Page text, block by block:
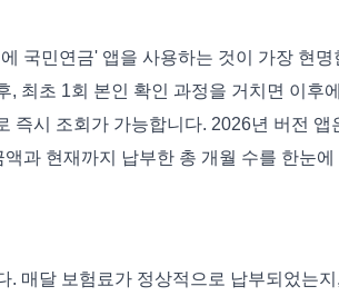
국민연금' 앱을 사용하는 것이 가장 현명
, 최초 1회 본인 확인 과정을 거치면 이후
즉시 조회가 가능합니다. 2026년 버전 앱
과 현재까지 납부한 총 개월 수를 한눈에
. 매달 보험료가 정상적으로 납부되었는